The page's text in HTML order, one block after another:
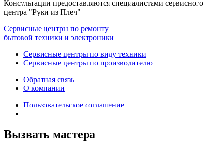
Консультации предоставляются специалистами сервисного
центра "Руки из Плеч"
Сервисные центры по ремонту
бытовой техники и электроники
Сервисные центры по виду техники
Сервисные центры по производителю
Обратная связь
О компании
Пользовательское соглашение
Вызвать мастера